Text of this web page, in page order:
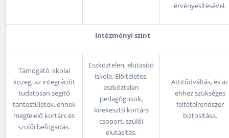
érvényesítésével.
Intézményi szint
Támogató iskolai
közeg, az integrációt
tudatosan segítő
tantestületek, ennek
megfelelő kortárs és
szülői befogadás.
Eszköztelen, elutasító
iskola. Előítéletes,
eszköztelen
pedagógusok,
kirekesztő kortárs
csoport, szülői
elutasítás.
Attitűdváltás, és az
ehhez szükséges
feltételrendszer
biztosítása.